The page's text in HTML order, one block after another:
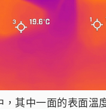
其中一面的表面溫